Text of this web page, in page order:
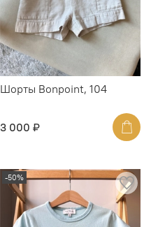
Шорты Bonpoint, 104
3 000 ₽
-50%